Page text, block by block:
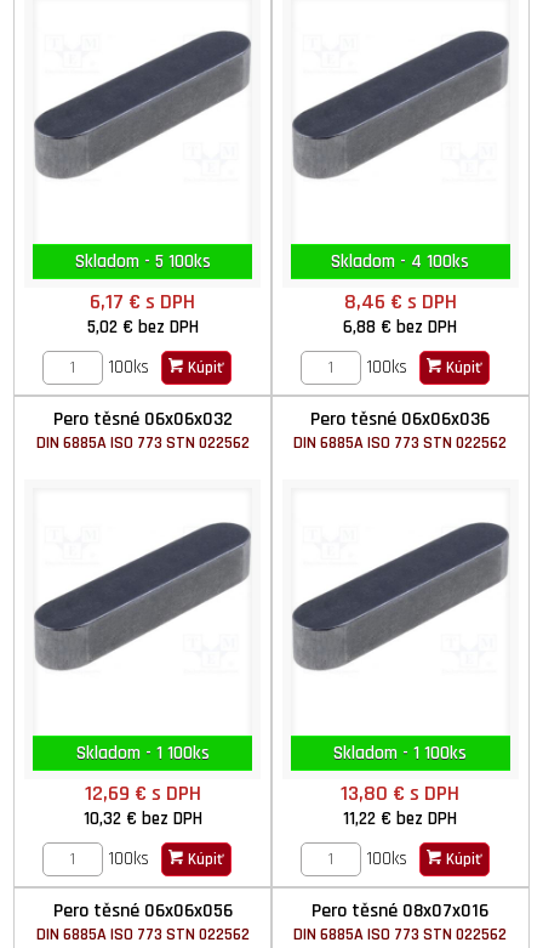
Skladom - 5 100ks
6,17 €s DPH
5,02 € bez DPH
100ks
Kúpiť
Skladom - 4 100ks
8,46 € s DPH
6,88 €bez DPH
100ks
Kúpiť
Pero těsné 06x06x032
DIN 6885A ISO 773 STN 022562
Skladom - 1 100ks
12,69 € s DPH
10,32 € bez DPH
100ks
Kúpiť
Pero těsné 06x06x036
DIN 6885A ISO 773 STN 022562
Skladom - 1 100ks
13,80 €s DPH
11,22 €bez DPH
100ks
Kúpiť
Pero těsné 06x06x056
DIN 6885A ISO 773 STN 022562
Pero těsné 08x07x016
DIN 6885A ISO 773 STN 022562